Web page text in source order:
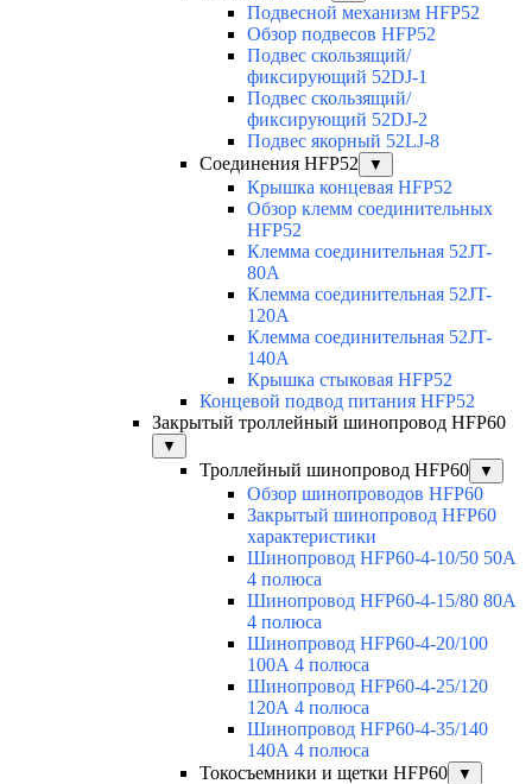
Подвесной механизм HFP52
Обзор подвесов HFP52
Подвес скользящий/
фиксирующий 52DJ-1
Подвес скользящий/
фиксирующий 52DJ-2
Подвес якорный 52LJ-8
Соединения HFP52
▼
Крышка концевая HFP52
Обзор клемм соединительных
HFP52
Клемма соединительная 52JT-
80A
Клемма соединительная 52JT-
120A
Клемма соединительная 52JT-
140A
Крышка стыковая HFP52
Концевой подвод питания HFP52
Закрытый троллейный шинопровод HFP60
▼
Троллейный шинопровод HFP60 ▼
Обзор шинопроводов HFP60
Закрытый шинопровод HFP60
характеристики
Шинопровод HFP60-4-10/50 50А
4 полюса
Шинопровод HFP60-4-15/80 80А
4 полюса
Шинопровод HFP60-4-20/100
100А 4 полюса
Шинопровод HFP60-4-25/120
120А 4 полюса
Шинопровод HFP60-4-35/140
140А 4 полюса
Токосъемники и щетки HFP60
▼